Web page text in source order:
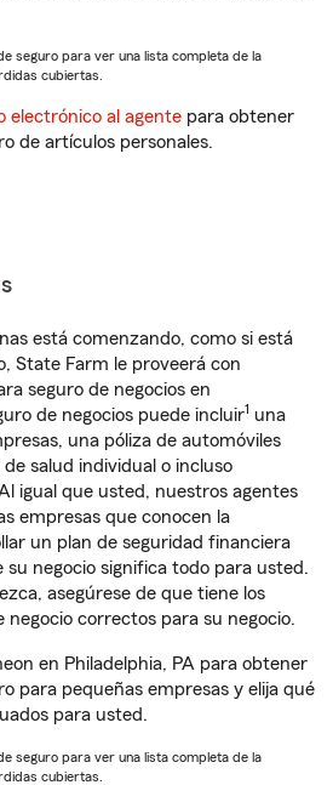
seguro para ver una lista completa de la
cubiertas.
electrónico al agente para obtener
de artículos personales.
está comenzando, como si está
State Farm le proveerá con
seguro de negocios en
de negocios puede incluir1 una
una póliza de automóviles
salud individual o incluso
igual que usted, nuestros agentes
empresas que conocen la
un plan de seguridad financiera
su negocio significa todo para usted.
asegúrese de que tiene los
negocio correctos para su negocio.
en Philadelphia, PA para obtener
para pequeñas empresas y elija qué
para usted.
seguro para ver una lista completa de la
cubiertas.